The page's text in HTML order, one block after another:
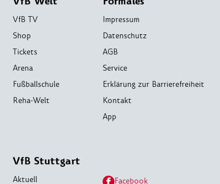
VfB TV
Shop
Tickets
Arena
Fußballschule
Reha-Welt
Impressum
Datenschutz
AGB
Service
Erklärung zur Barrierefreiheit
Kontakt
App
VfB Stuttgart
Aktuell Facebook